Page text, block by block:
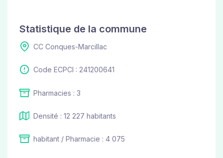
Statistique de la commune
CC Conques-Marcillac
Code ECPCI : 241200641
Pharmacies : 3
Densité : 12 227 habitants
habitant / Pharmacie : 4 075